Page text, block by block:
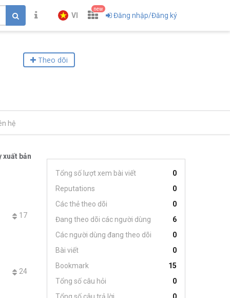
VI
new
Đăng nhập/Đăng ký
Theo dõi
hệ
xuất bản
17
24
Tổng số lượt xem bài viết
0
Reputations
0
Các thẻ theo dõi
0
Đang theo dõi các người dùng
6
Các người dùng đang theo dõi
0
Bài viết
0
Bookmark
15
Tổng số câu hỏi
0